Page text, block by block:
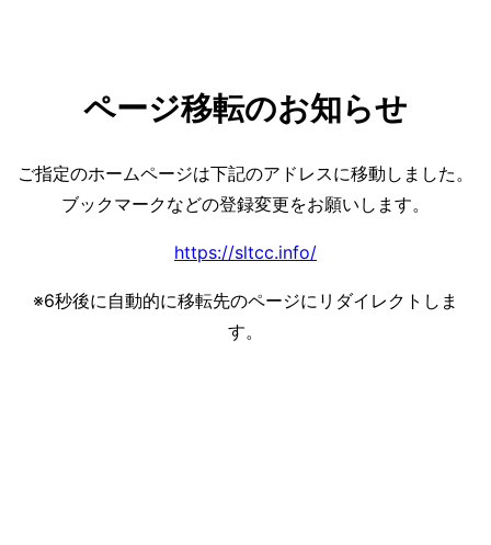
ページ移転のお知らせ
ご指定のホームページは下記のアドレスに移動しました。
ブックマークなどの登録変更をお願いします。
https://sltcc.info/
※6秒後に自動的に移転先のページにリダイレクトしま
す。